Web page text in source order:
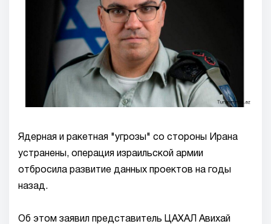
Ядерная и ракетная "угрозы" со стороны Ирана
устранены, операция израильской армии
отбросила развитие данных проектов на годы
назад.
Oб этом заявил представитель ЦАХАЛ Авихай